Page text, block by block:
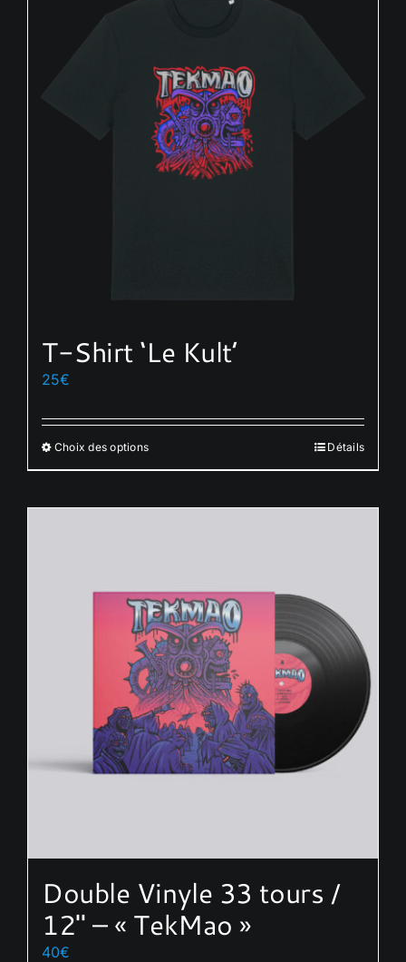
T-Shirt ‘Le Kult’
25€
Choix des optionsCe
produit
options
peuvent
être
choisies
sur
la
page
du
Détails
Double Vinyle 33 tours /
12″ – « TekMao »
40€